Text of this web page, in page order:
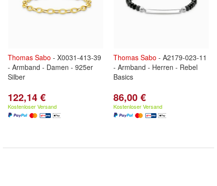
Thomas Sabo - X0031-413-39
- Armband - Damen - 925er
Silber
122,14 €
Kostenloser Versand
Thomas Sabo - A2179-023-11
- Armband - Herren - Rebel
Basics
86,00 €
Kostenloser Versand